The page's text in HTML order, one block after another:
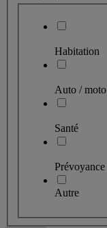
Habitation
Auto / moto
Santé
Prévoyance
Autre